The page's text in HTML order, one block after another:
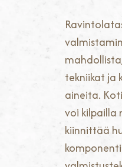
tekniikat ja
aineita.
voi kilpailla
kiinnittää